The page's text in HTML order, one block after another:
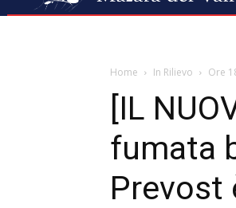
Home In Rilievo Ore
[IL
fumata
Prevost